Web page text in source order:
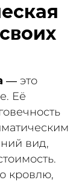
— это
Её
вид,
кровлю,